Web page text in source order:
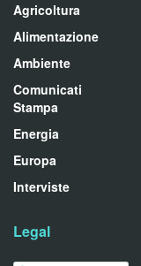
Agricoltura
Alimentazione
Ambiente
Comunicati
Stampa
Energia
Europa
Interviste
Legal